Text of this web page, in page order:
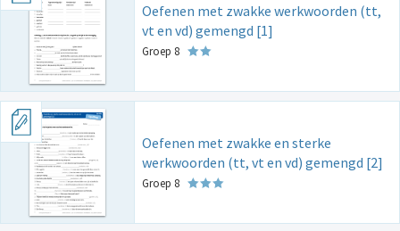
Oefenen met zwakke werkwoorden (tt,
vt en vd) gemengd [1]
Groep 8
Oefenen met zwakke en sterke
werkwoorden (tt, vt en vd) gemengd [2]
Groep 8